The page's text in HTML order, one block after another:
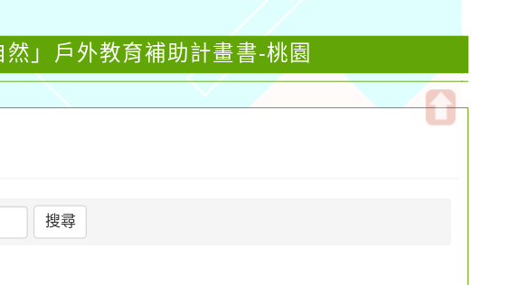
」戶外教育補助計畫書-桃園
搜尋